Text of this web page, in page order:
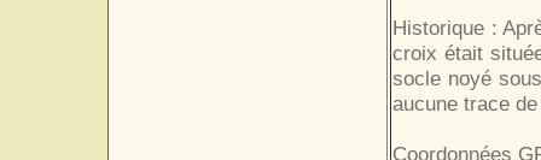
Historique :
croix était
socle noyé
aucune trace
Coordonnées